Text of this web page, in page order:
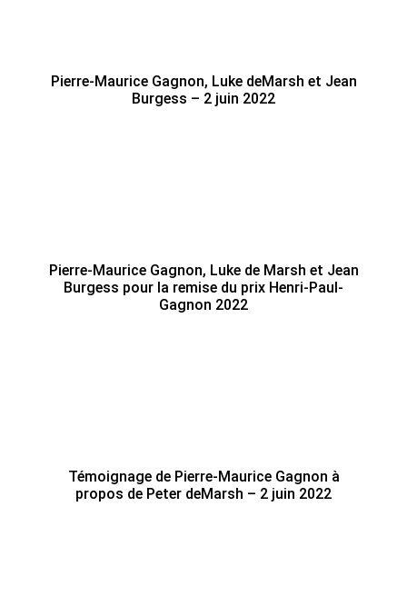
Pierre-Maurice Gagnon, Luke deMarsh et Jean
Burgess – 2 juin 2022
Pierre-Maurice Gagnon, Luke de Marsh et Jean
Burgess pour la remise du prix Henri-Paul-
Gagnon 2022
Témoignage de Pierre-Maurice Gagnon à
propos de Peter deMarsh – 2 juin 2022